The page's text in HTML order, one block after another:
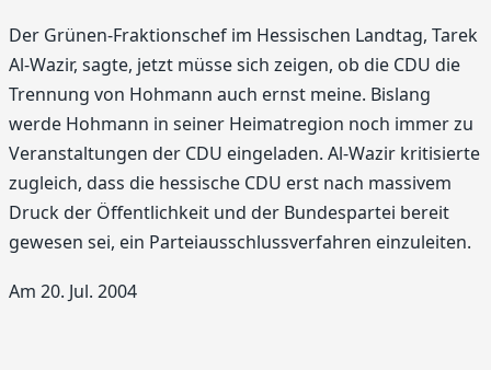
Der Grünen-Fraktionschef im Hessischen Landtag, Tarek
Al-Wazir, sagte, jetzt müsse sich zeigen, ob die CDU die
Trennung von Hohmann auch ernst meine. Bislang
werde Hohmann in seiner Heimatregion noch immer zu
Veranstaltungen der CDU eingeladen. Al-Wazir kritisierte
zugleich, dass die hessische CDU erst nach massivem
Druck der Öffentlichkeit und der Bundespartei bereit
gewesen sei, ein Parteiausschlussverfahren einzuleiten.
Am 20. Jul. 2004